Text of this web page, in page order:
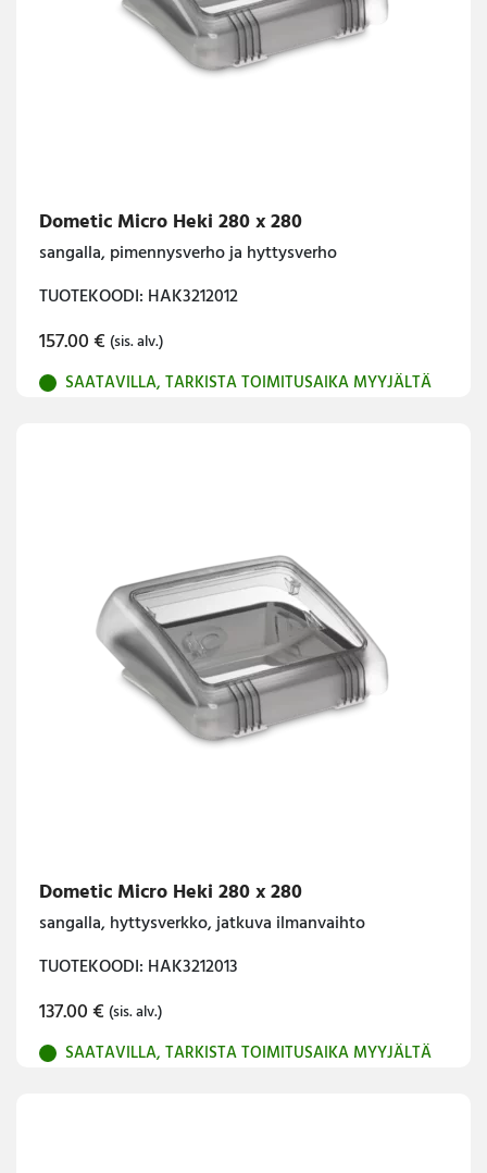
Dometic Micro Heki 280 x 280
sangalla, pimennysverho ja hyttysverho
TUOTEKOODI: HAK3212012
157.00€ (sis. alv.)
SAATAVILLA, TARKISTA TOIMITUSAIKA MYYJÄLTÄ
Dometic Micro Heki 280 x 280
sangalla, hyttysverkko, jatkuva ilmanvaihto
TUOTEKOODI: HAK3212013
137.00€ (sis. alv.)
SAATAVILLA, TARKISTA TOIMITUSAIKA MYYJÄLTÄ